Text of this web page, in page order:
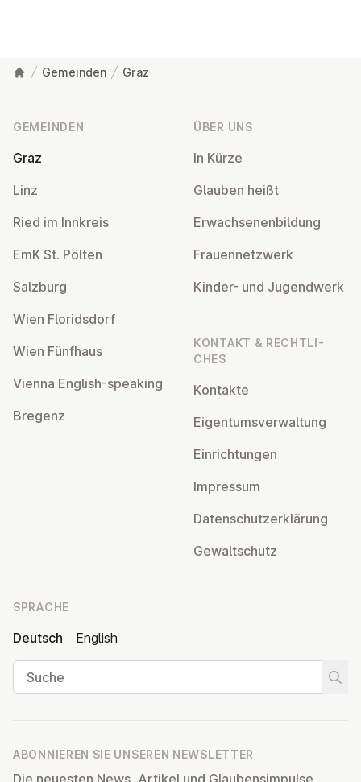
Gemeinden Graz
GEMEINDEN
Graz
Linz
Ried im Innkreis
EmK St. Pölten
Salzburg
Wien Flo­rids­dorf
Wien Fünfhaus
Vienna English-speaking
Bregenz
ÜBER UNS
In Kürze
Glauben heißt
Er­wach­se­nen­bil­dung
Frau­en­netz­werk
Kinder- und Ju­gend­werk
KONTAKT & RECHT­LI­
CHES
Kontakte
Ei­gen­tums­ver­wal­tung
Ein­rich­tun­gen
Impressum
Da­ten­schutz­er­klä­rung
Ge­walt­schutz
SPRACHE
Deutsch
English
Suche
ABONNIEREN SIE UNSEREN NEWSLETTER